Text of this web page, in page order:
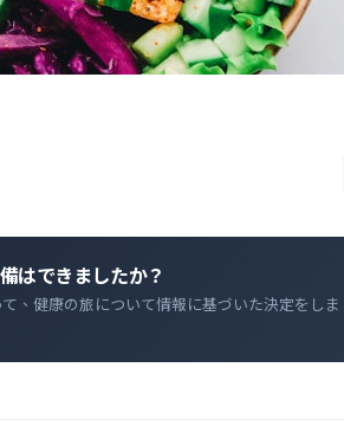
はできましたか？
、健康の旅について情報に基づいた決定をしま